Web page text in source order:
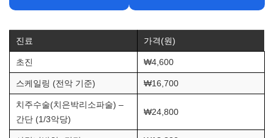
진료 가격(원)
초진 ₩4,600
스케일링 (전악 기준) ₩16,700
치주수술(치은박리소파술) –
간단 (1/3악당)
₩24,800